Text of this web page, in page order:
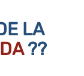
LA
??